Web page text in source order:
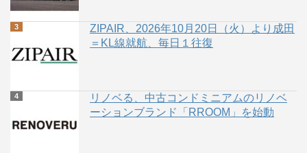
ZIPAIR、2026年10月20日（火）より成田
＝KL線就航、毎日１往復
リノベる、中古コンドミニアムのリノベ
ーションブランド「RROOM」を始動